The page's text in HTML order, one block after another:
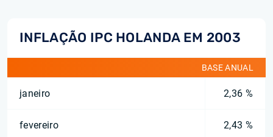
INFLAÇÃO IPC HOLANDA EM 2003
BASE ANUAL
janeiro 2,36 %
fevereiro 2,43 %